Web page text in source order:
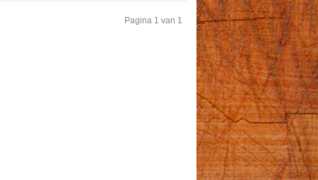
Pagina 1 van 1